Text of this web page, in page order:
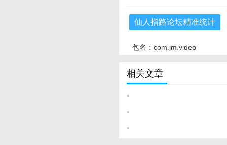
仙人指路论坛精准统计
包名：com.jm.video
相关文章